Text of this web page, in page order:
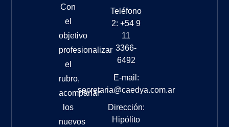
Con
el
objetivo
profesionalizar
el
rubro,
acompañar
los
nuevos
Teléfono
2: +54 9
11
3366-
6492
E-mail:
secretaria@caedya.com.ar
Dirección:
Hipólito